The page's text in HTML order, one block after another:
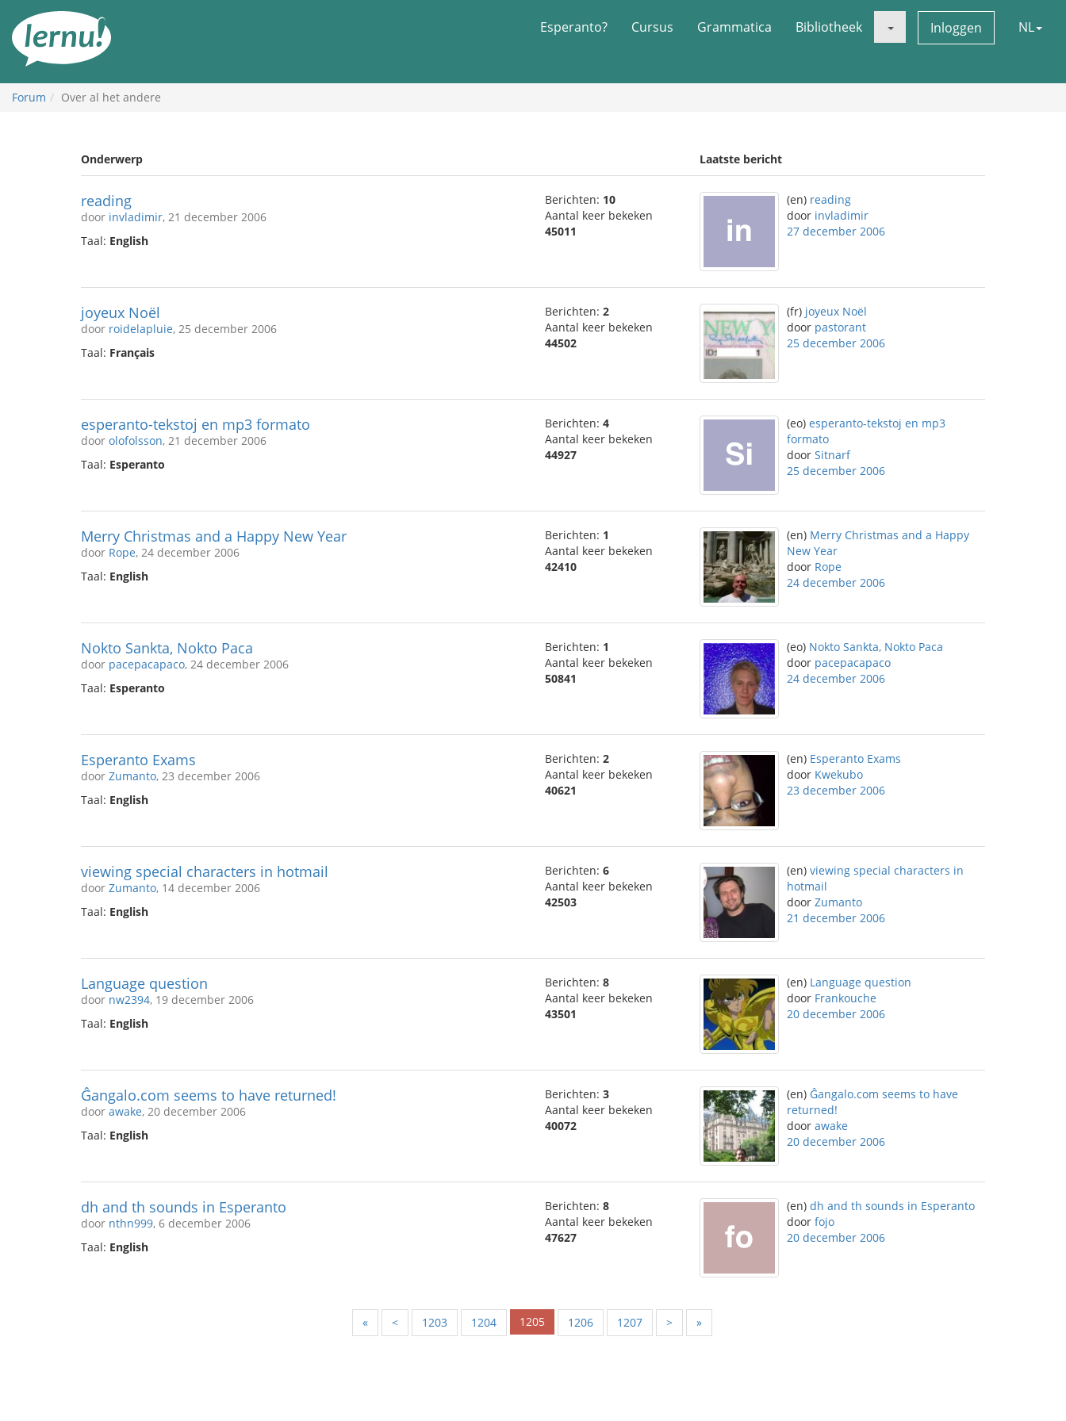
inhoud
Esperanto? Cursus Grammatica Bibliotheek Inloggen NL
Forum Over al het andere
Onderwerp Laatste bericht
reading
door invladimir, 21 december 2006
Taal: English
Berichten: 10
Aantal keer bekeken
45011
(en) reading
door invladimir
27 december 2006
joyeux Noël
door roidelapluie, 25 december 2006
Taal: Français
Berichten: 2
Aantal keer bekeken
44502
(fr) joyeux Noël
door pastorant
25 december 2006
esperanto-tekstoj en mp3 formato
door olofolsson, 21 december 2006
Taal: Esperanto
Berichten: 4
Aantal keer bekeken
44927
(eo) esperanto-tekstoj en mp3
formato
door Sitnarf
25 december 2006
Merry Christmas and a Happy New Year
door Rope, 24 december 2006
Taal: English
Berichten: 1
Aantal keer bekeken
42410
(en) Merry Christmas and a Happy
New Year
door Rope
24 december 2006
Nokto Sankta, Nokto Paca
door pacepacapaco, 24 december 2006
Taal: Esperanto
Berichten: 1
Aantal keer bekeken
50841
(eo) Nokto Sankta, Nokto Paca
door pacepacapaco
24 december 2006
Esperanto Exams
door Zumanto, 23 december 2006
Taal: English
Berichten: 2
Aantal keer bekeken
40621
(en) Esperanto Exams
door Kwekubo
23 december 2006
viewing special characters in hotmail
door Zumanto, 14 december 2006
Taal: English
Berichten: 6
Aantal keer bekeken
42503
(en) viewing special characters in
hotmail
door Zumanto
21 december 2006
Language question
door nw2394, 19 december 2006
Taal: English
Berichten: 8
Aantal keer bekeken
43501
(en) Language question
door Frankouche
20 december 2006
Ĝangalo.com seems to have returned!
door awake, 20 december 2006
Taal: English
Berichten: 3
Aantal keer bekeken
40072
(en) Ĝangalo.com seems to have
returned!
door awake
20 december 2006
dh and th sounds in Esperanto
door nthn999, 6 december 2006
Taal: English
Berichten: 8
Aantal keer bekeken
47627
(en) dh and th sounds in Esperanto
door fojo
20 december 2006
« < 1203 1204 1205 1206 1207 > »